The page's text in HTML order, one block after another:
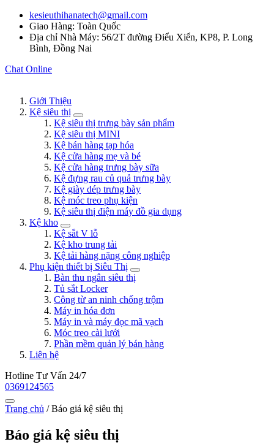
kesieuthihanatech@gmail.com
Giao Hàng: Toàn Quốc
Địa chỉ Nhà Máy: 56/2T đường Điểu Xiển, KP8, P. Long
Bình, Đồng Nai
Chat Online
Giới Thiệu
Kệ siêu thị
Kệ siêu thị trưng bày sản phẩm
Kệ siêu thị MINI
Kệ bán hàng tạp hóa
Kệ cửa hàng mẹ và bé
Kệ cửa hàng trưng bày sữa
Kệ đựng rau củ quả trưng bày
Kệ giày dép trưng bày
Kệ móc treo phụ kiện
Kệ siêu thị điện máy đồ gia dụng
Kệ kho
Kệ sắt V lỗ
Kệ kho trung tải
Kệ tải hàng nặng công nghiệp
Phụ kiện thiết bị Siêu Thị
Bàn thu ngân siêu thị
Tủ sắt Locker
Công từ an ninh chống trộm
Máy in hóa đơn
Máy in và máy đọc mã vạch
Móc treo cài lưới
Phần mềm quản lý bán hàng
Liên hệ
Hotline Tư Vấn 24/7
0369124565
Trang chủ /Báo giá kệ siêu thị
Báo giá kệ siêu thị